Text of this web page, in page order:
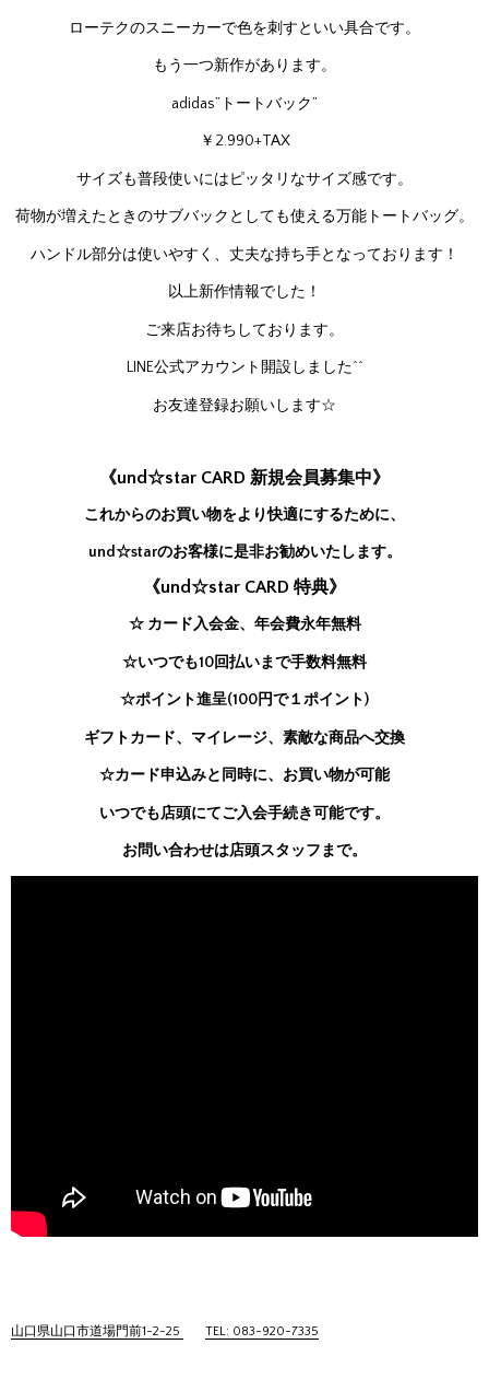
ローテクのスニーカーで色を刺すといい具合です。
もう一つ新作があります。
adidas”トートバック”
￥2.990+TAX
サイズも普段使いにはピッタリなサイズ感です。
荷物が増えたときのサブバックとしても使える万能トートバッグ。
ハンドル部分は使いやすく、丈夫な持ち手となっております！
以上新作情報でした！
ご来店お待ちしております。
LINE公式アカウント開設しました^^
お友達登録お願いします☆
《und☆star CARD 新規会員募集中》
これからのお買い物をより快適にするために、
und☆starのお客様に是非お勧めいたします。
《und☆star CARD 特典》
☆ カード入会金、年会費永年無料
☆いつでも10回払いまで手数料無料
☆ポイント進呈(100円で１ポイント)
ギフトカード、マイレージ、素敵な商品へ交換
☆カード申込みと同時に、お買い物が可能
いつでも店頭にてご入会手続き可能です。
お問い合わせは店頭スタッフまで。
山口県山口市道場門前1-2-25 TEL: 083-920-7335